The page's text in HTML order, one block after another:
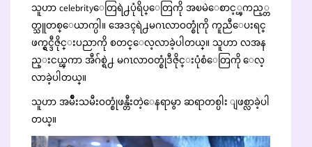
သူဟာ celebrityေတြရဲ႕ပုံရိပ္ေတြကို အၿမဲေစာင့္ၾကည့္တ
တ္သူတစ္ေယာက္ပါ။ အေဒၚရဲ႕မဂၤလာဝတ္စုံကို ကူညီေပးရင္
ဖက္ရွင္ဒီဇိုင္းပညာကို စတင္ေလ့လာခဲ့ပါတယ္။ သူဟာ လအန
ည္းငယ္ၾကာ အီဂ်စ္ရဲ႕ မဂၤလာဝတ္စုံဒီဇိုင္းပုံစံေတြကို ေလ့
လာခဲ့ပါတယ္။
သူဟာ အမ်ဳိးသမီးဝတ္စုံဖန္တီးတဲ့ေနရာမွာ ဆရာတစ္ပါး ျဖစ္လာခဲ့ပါ
တယ္။